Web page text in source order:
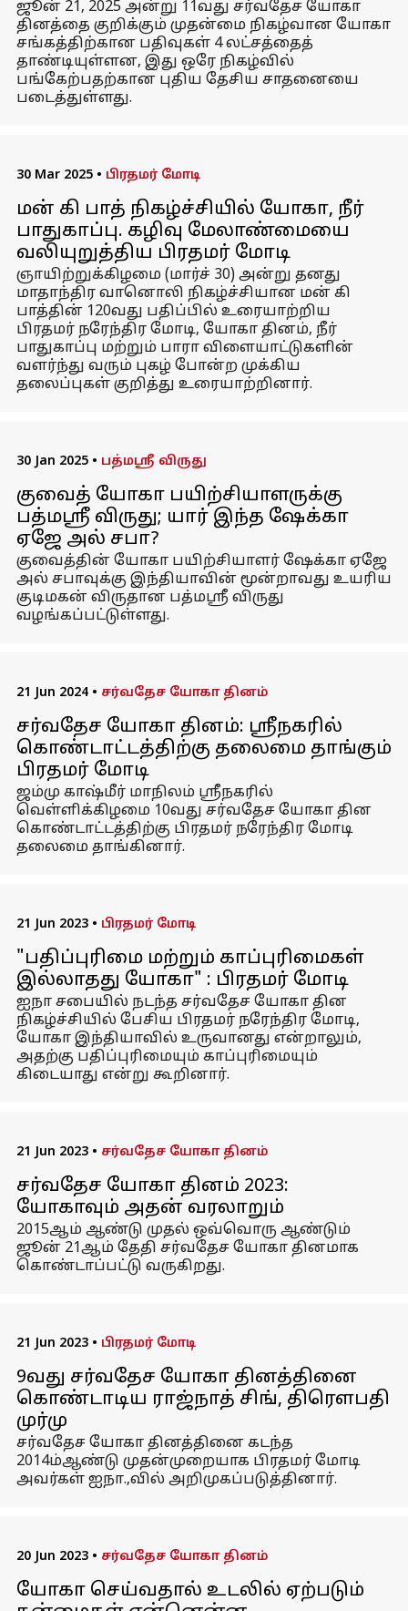
ஜூன் 21, 2025 அன்று 11வது சர்வதேச யோகா
தினத்தை குறிக்கும் முதன்மை நிகழ்வான யோகா
சங்கத்திற்கான பதிவுகள் 4 லட்சத்தைத்
தாண்டியுள்ளன, இது ஒரே நிகழ்வில்
பங்கேற்பதற்கான புதிய தேசிய சாதனையை
படைத்துள்ளது.
30 Mar 2025 • பிரதமர் மோடி
மன் கி பாத் நிகழ்ச்சியில் யோகா, நீர்
பாதுகாப்பு. கழிவு மேலாண்மையை
வலியுறுத்திய பிரதமர் மோடி
ஞாயிற்றுக்கிழமை (மார்ச் 30) அன்று தனது
மாதாந்திர வானொலி நிகழ்ச்சியான மன் கி
பாத்தின் 120வது பதிப்பில் உரையாற்றிய
பிரதமர் நரேந்திர மோடி, யோகா தினம், நீர்
பாதுகாப்பு மற்றும் பாரா விளையாட்டுகளின்
வளர்ந்து வரும் புகழ் போன்ற முக்கிய
தலைப்புகள் குறித்து உரையாற்றினார்.
30 Jan 2025 • பத்மஸ்ரீ விருது
குவைத் யோகா பயிற்சியாளருக்கு
பத்மஸ்ரீ விருது; யார் இந்த ஷேக்கா
ஏஜே அல் சபா?
குவைத்தின் யோகா பயிற்சியாளர் ஷேக்கா ஏஜே
அல் சபாவுக்கு இந்தியாவின் மூன்றாவது உயரிய
குடிமகன் விருதான பத்மஸ்ரீ விருது
வழங்கப்பட்டுள்ளது.
21 Jun 2024 • சர்வதேச யோகா தினம்
சர்வதேச யோகா தினம்: ஸ்ரீநகரில்
கொண்டாட்டத்திற்கு தலைமை தாங்கும்
பிரதமர் மோடி
ஜம்மு காஷ்மீர் மாநிலம் ஸ்ரீநகரில்
வெள்ளிக்கிழமை 10வது சர்வதேச யோகா தின
கொண்டாட்டத்திற்கு பிரதமர் நரேந்திர மோடி
தலைமை தாங்கினார்.
21 Jun 2023 • பிரதமர் மோடி
"பதிப்புரிமை மற்றும் காப்புரிமைகள்
இல்லாதது யோகா" : பிரதமர் மோடி
ஐநா சபையில் நடந்த சர்வதேச யோகா தின
நிகழ்ச்சியில் பேசிய பிரதமர் நரேந்திர மோடி,
யோகா இந்தியாவில் உருவானது என்றாலும்,
அதற்கு பதிப்புரிமையும் காப்புரிமையும்
கிடையாது என்று கூறினார்.
21 Jun 2023 • சர்வதேச யோகா தினம்
சர்வதேச யோகா தினம் 2023:
யோகாவும் அதன் வரலாறும்
2015ஆம் ஆண்டு முதல் ஒவ்வொரு ஆண்டும்
ஜூன் 21ஆம் தேதி சர்வதேச யோகா தினமாக
கொண்டாப்பட்டு வருகிறது.
21 Jun 2023 • பிரதமர் மோடி
9வது சர்வதேச யோகா தினத்தினை
கொண்டாடிய ராஜ்நாத் சிங், திரௌபதி
முர்மு
சர்வதேச யோகா தினத்தினை கடந்த
2014ம்ஆண்டு முதன்முறையாக பிரதமர் மோடி
அவர்கள் ஐநா.,வில் அறிமுகப்படுத்தினார்.
20 Jun 2023 • சர்வதேச யோகா தினம்
யோகா செய்வதால் உடலில் ஏற்படும்